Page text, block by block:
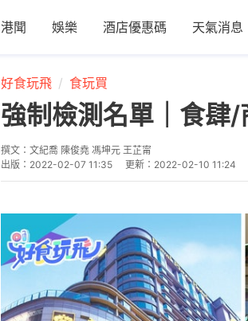
港聞 娛樂 酒店優惠碼 天氣消息
好食玩飛 食玩買
強制檢測名單｜食肆
撰文： 文紀喬 陳俊堯 馮坤元 王芷甯
出版： 2022-02-07 11:35 更新： 2022-02-10 11:24